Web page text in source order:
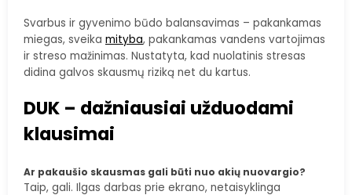
Svarbus ir gyvenimo būdo balansavimas – pakankamas
miegas, sveika mityba, pakankamas vandens vartojimas
ir streso mažinimas. Nustatyta, kad nuolatinis stresas
didina galvos skausmų riziką net du kartus.
DUK – dažniausiai užduodami
klausimai
Ar pakaušio skausmas gali būti nuo akių nuovargio?
Taip, gali. Ilgas darbas prie ekrano, netaisyklinga